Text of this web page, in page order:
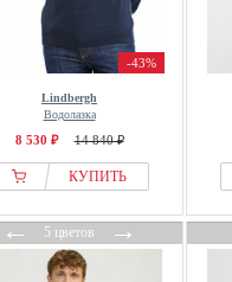
-43%
Lindbergh
Водолазка
8 530 ₽ 14 840 ₽
КУПИТЬ
←5 цветов→